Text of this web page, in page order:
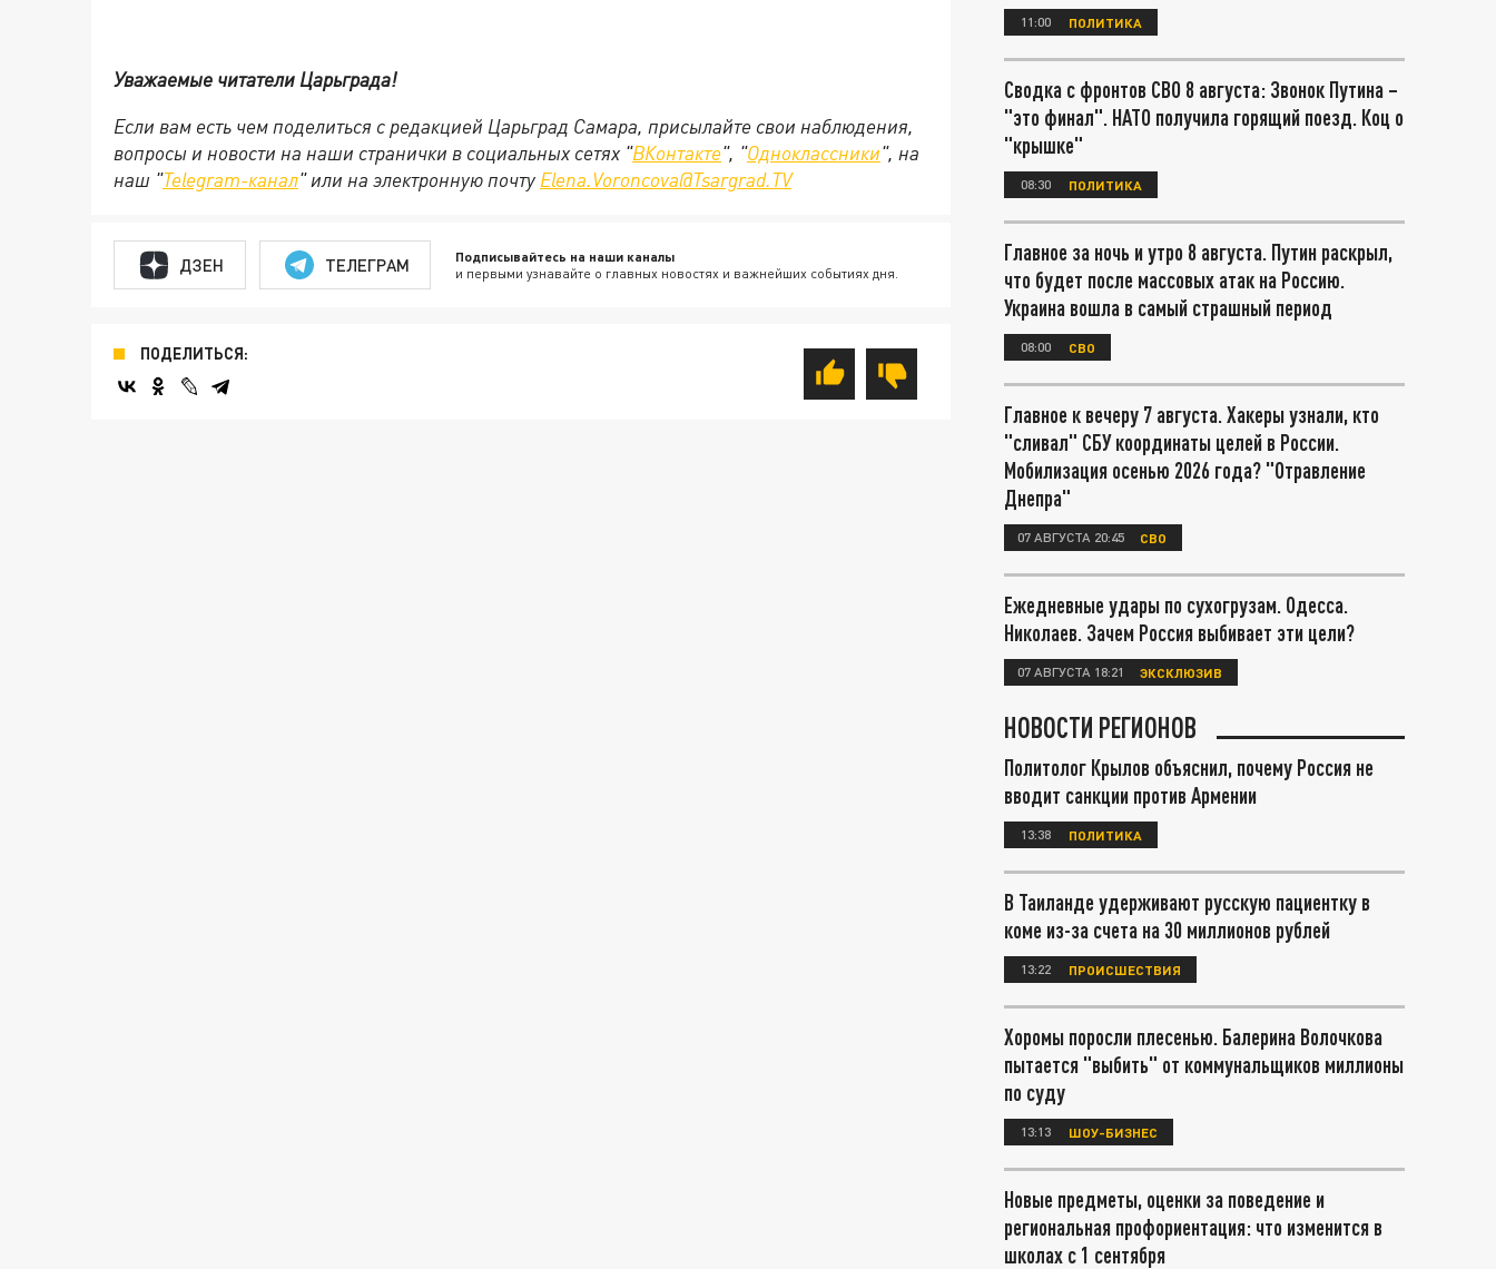
Уважаемые читатели Царьграда!
Если вам есть чем поделиться с редакцией Царьград Самара, присылайте свои наблюдения,
вопросы и новости на наши странички в социальных сетях "ВКонтакте", "Одноклассники", на
наш "Telegram-канал" или на электронную почту Elena.Voroncova@Tsargrad.TV
ДЗЕН ТЕЛЕГРАМ Подписывайтесь на наши каналы
и первыми узнавайте о главных новостях и важнейших событиях дня.
ПОДЕЛИТЬСЯ:
11:00 ПОЛИТИКА
Сводка с фронтов СВО 8 августа: Звонок Путина –
"это финал". НАТО получила горящий поезд. Коц о
"крышке"
08:30 ПОЛИТИКА
Главное за ночь и утро 8 августа. Путин раскрыл,
что будет после массовых атак на Россию.
Украина вошла в самый страшный период
08:00 СВО
Главное к вечеру 7 августа. Хакеры узнали, кто
"сливал" СБУ координаты целей в России.
Мобилизация осенью 2026 года? "Отравление
Днепра"
07 АВГУСТА 20:45 СВО
Ежедневные удары по сухогрузам. Одесса.
Николаев. Зачем Россия выбивает эти цели?
07 АВГУСТА 18:21 ЭКСКЛЮЗИВ
НОВОСТИ РЕГИОНОВ
Политолог Крылов объяснил, почему Россия не
вводит санкции против Армении
13:38 ПОЛИТИКА
В Таиланде удерживают русскую пациентку в
коме из-за счета на 30 миллионов рублей
13:22 ПРОИСШЕСТВИЯ
Хоромы поросли плесенью. Балерина Волочкова
пытается "выбить" от коммунальщиков миллионы
по суду
13:13 ШОУ-БИЗНЕС
Новые предметы, оценки за поведение и
региональная профориентация: что изменится в
школах с 1 сентября